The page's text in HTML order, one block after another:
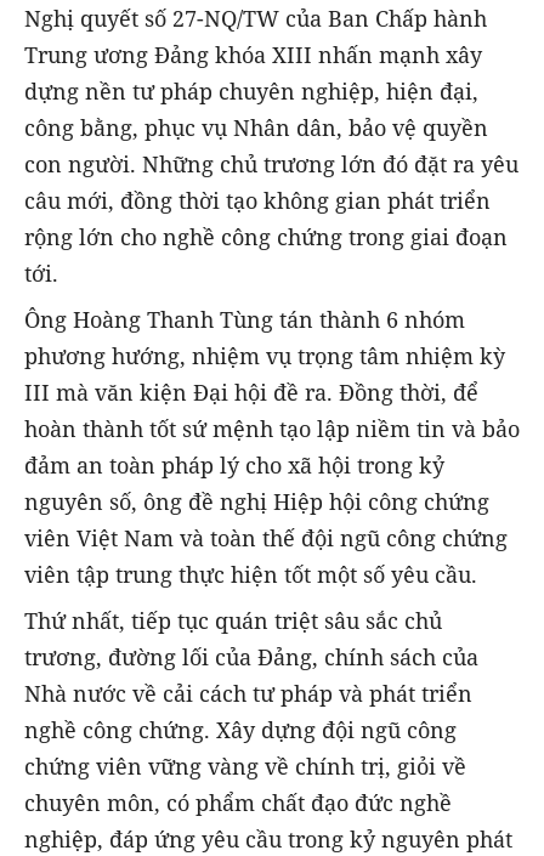
Nghị quyết số 27-NQ/TW của Ban Chấp hành
Trung ương Đảng khóa XIII nhấn mạnh xây
dựng nền tư pháp chuyên nghiệp, hiện đại,
công bằng, phục vụ Nhân dân, bảo vệ quyền
con người. Những chủ trương lớn đó đặt ra yêu
câu mới, đồng thời tạo không gian phát triển
rộng lớn cho nghề công chứng trong giai đoạn
tới.
Ông Hoàng Thanh Tùng tán thành 6 nhóm
phương hướng, nhiệm vụ trọng tâm nhiệm kỳ
III mà văn kiện Đại hội đề ra. Đồng thời, để
hoàn thành tốt sứ mệnh tạo lập niềm tin và bảo
đảm an toàn pháp lý cho xã hội trong kỷ
nguyên số, ông đề nghị Hiệp hội công chứng
viên Việt Nam và toàn thế đội ngũ công chứng
viên tập trung thực hiện tốt một số yêu cầu.
Thứ nhất, tiếp tục quán triệt sâu sắc chủ
trương, đường lối của Đảng, chính sách của
Nhà nước về cải cách tư pháp và phát triển
nghề công chứng. Xây dựng đội ngũ công
chứng viên vững vàng về chính trị, giỏi về
chuyên môn, có phẩm chất đạo đức nghề
nghiệp, đáp ứng yêu cầu trong kỷ nguyên phát